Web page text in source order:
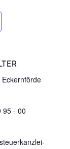
95 - 00